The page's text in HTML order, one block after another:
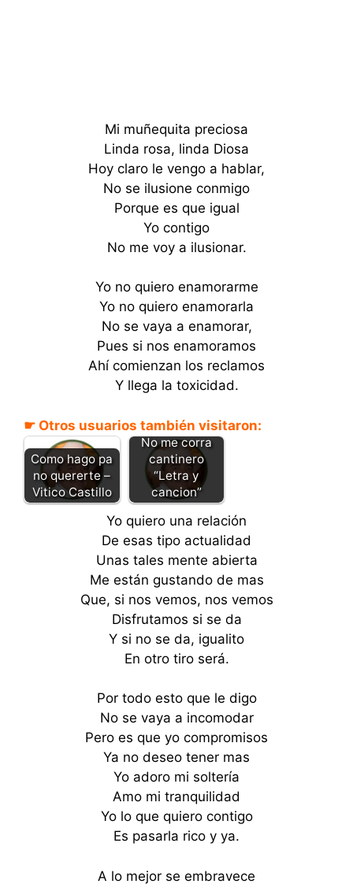
Mi muñequita preciosa
Linda rosa, linda Diosa
Hoy claro le vengo a hablar,
No se ilusione conmigo
Porque es que igual
Yo contigo
No me voy a ilusionar.
Yo no quiero enamorarme
Yo no quiero enamorarla
No se vaya a enamorar,
Pues si nos enamoramos
Ahí comienzan los reclamos
Y llega la toxicidad.
☛ Otros usuarios también visitaron:
Como hago pa
no quererte –
Vitico Castillo
No me corra
cantinero
“Letra y
cancion”
Yo quiero una relación
De esas tipo actualidad
Unas tales mente abierta
Me están gustando de mas
Que, si nos vemos, nos vemos
Disfrutamos si se da
Y si no se da, igualito
En otro tiro será.
Por todo esto que le digo
No se vaya a incomodar
Pero es que yo compromisos
Ya no deseo tener mas
Yo adoro mi soltería
Amo mi tranquilidad
Yo lo que quiero contigo
Es pasarla rico y ya.
A lo mejor se embravece